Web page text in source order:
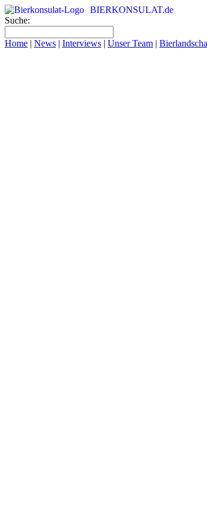
BIERKONSULAT.de
Suche:
Home | News | Interviews | Unser Team |